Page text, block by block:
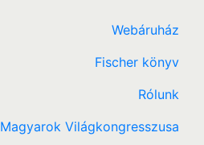
Webáruház
Fischer könyv
Rólunk
Magyarok Világkongresszusa